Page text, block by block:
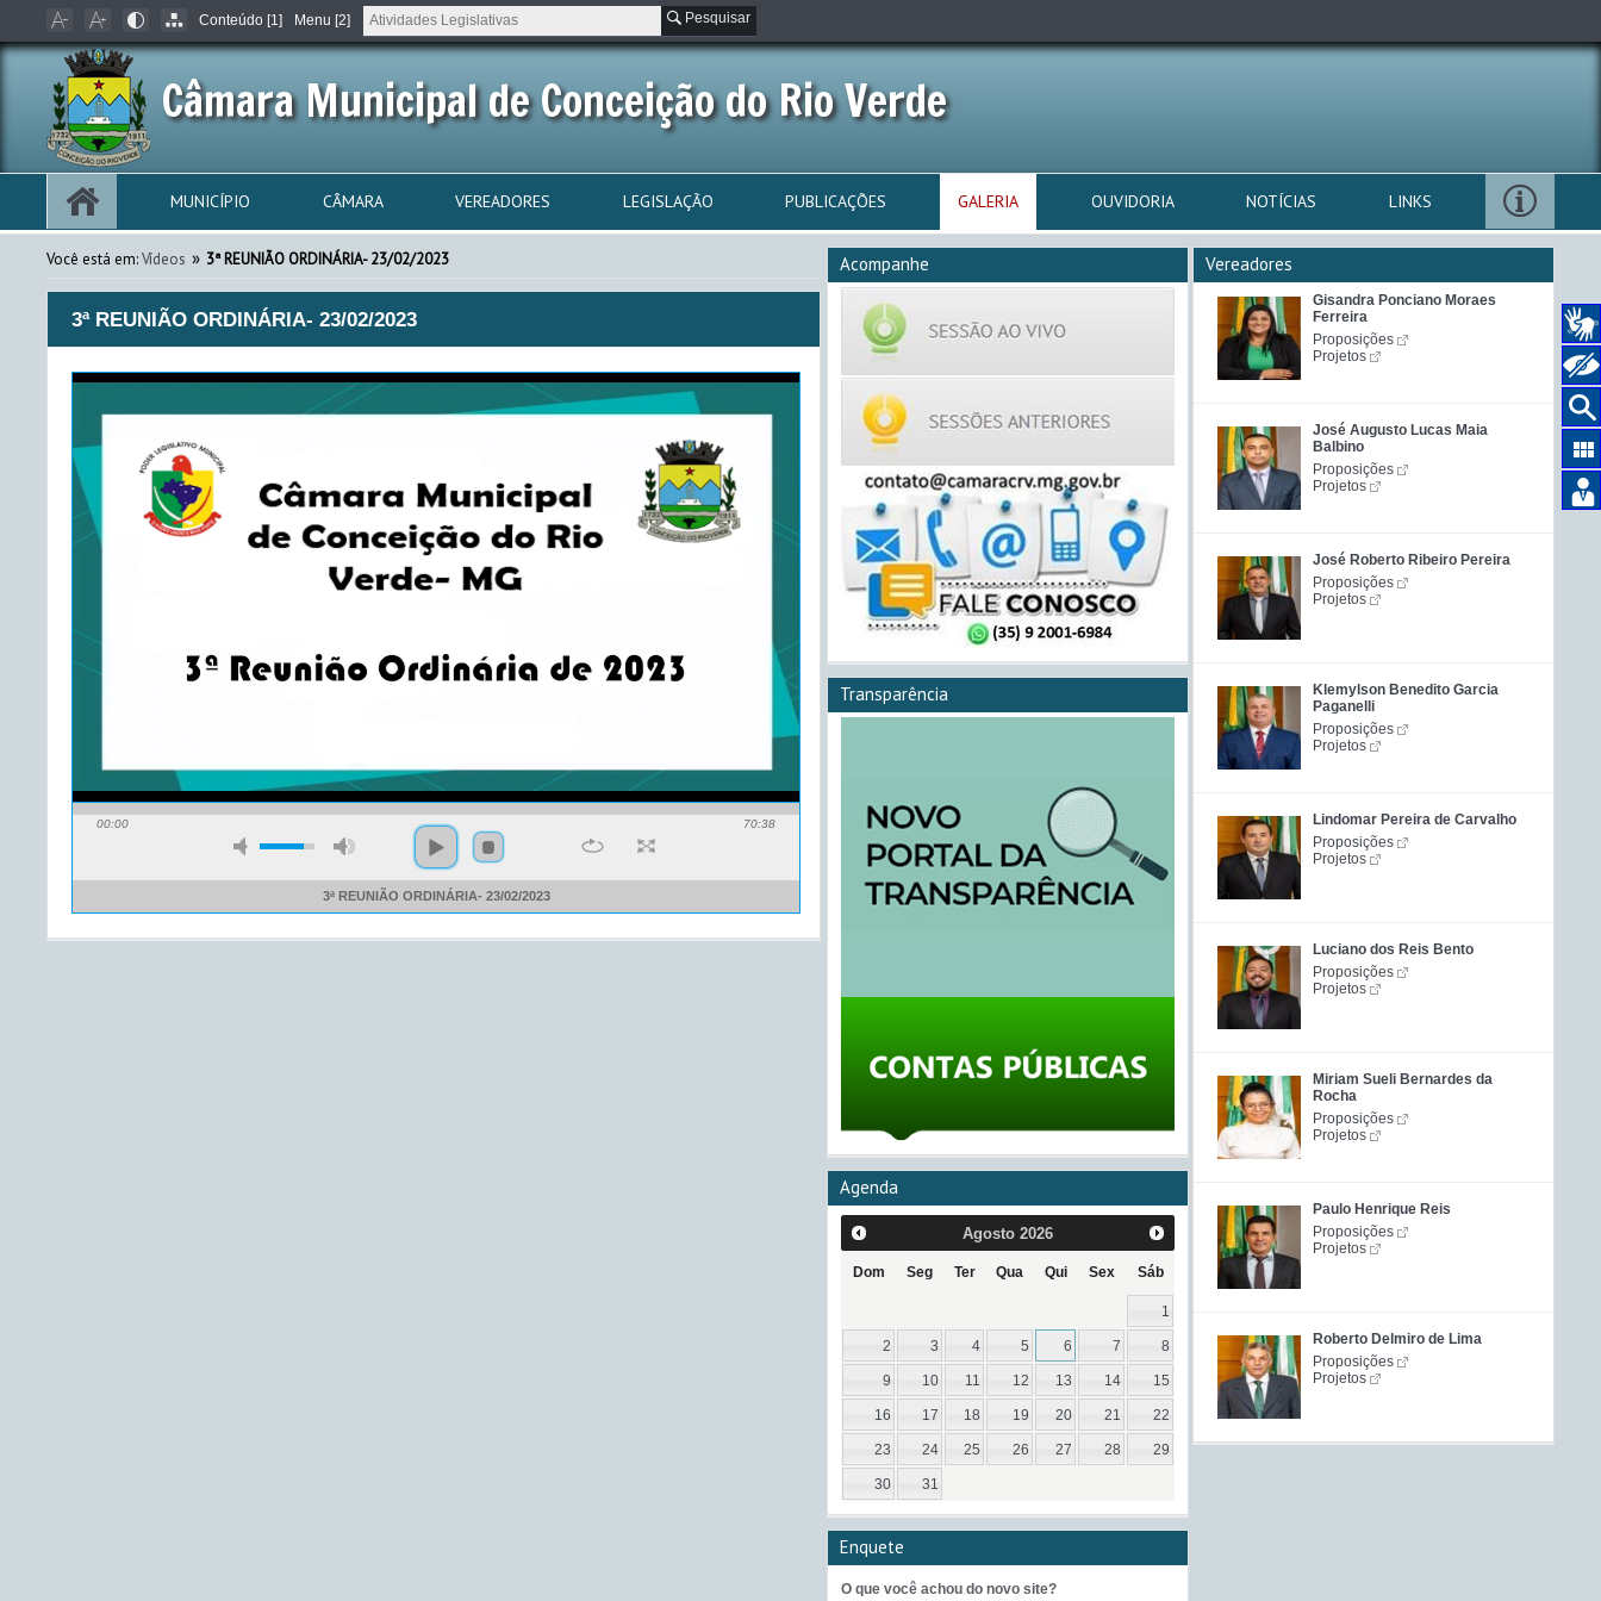
Conteúdo [1] Menu [2] Pesquisar
Câmara Municipal de Conceição do Rio Verde
MUNICÍPIO CÂMARA VEREADORES LEGISLAÇÃO PUBLICAÇÕES GALERIA OUVIDORIA NOTÍCIAS LINKS
Você está em:Vídeos » 3ª REUNIÃO ORDINÁRIA- 23/02/2023
3ª REUNIÃO ORDINÁRIA- 23/02/2023
00:00 70:38
3ª REUNIÃO ORDINÁRIA- 23/02/2023
Vereadores
Gisandra Ponciano Moraes
Ferreira
Proposições
Projetos
José Augusto Lucas Maia
Balbino
Proposições
Projetos
José Roberto Ribeiro Pereira
Proposições
Projetos
Klemylson Benedito Garcia
Paganelli
Proposições
Projetos
Lindomar Pereira de Carvalho
Proposições
Projetos
Luciano dos Reis Bento
Proposições
Projetos
Miriam Sueli Bernardes da
Rocha
Proposições
Projetos
Paulo Henrique Reis
Proposições
Projetos
Roberto Delmiro de Lima
Proposições
Projetos
Acompanhe
Transparência
Agenda
Agosto 2026
Dom Seg Ter Qua Qui Sex Sáb
1
2 3 4 5 6 7 8
9 10 11 12 13 14 15
16 17 18 19 20 21 22
23 24 25 26 27 28 29
30 31
Enquete
O que você achou do novo site?